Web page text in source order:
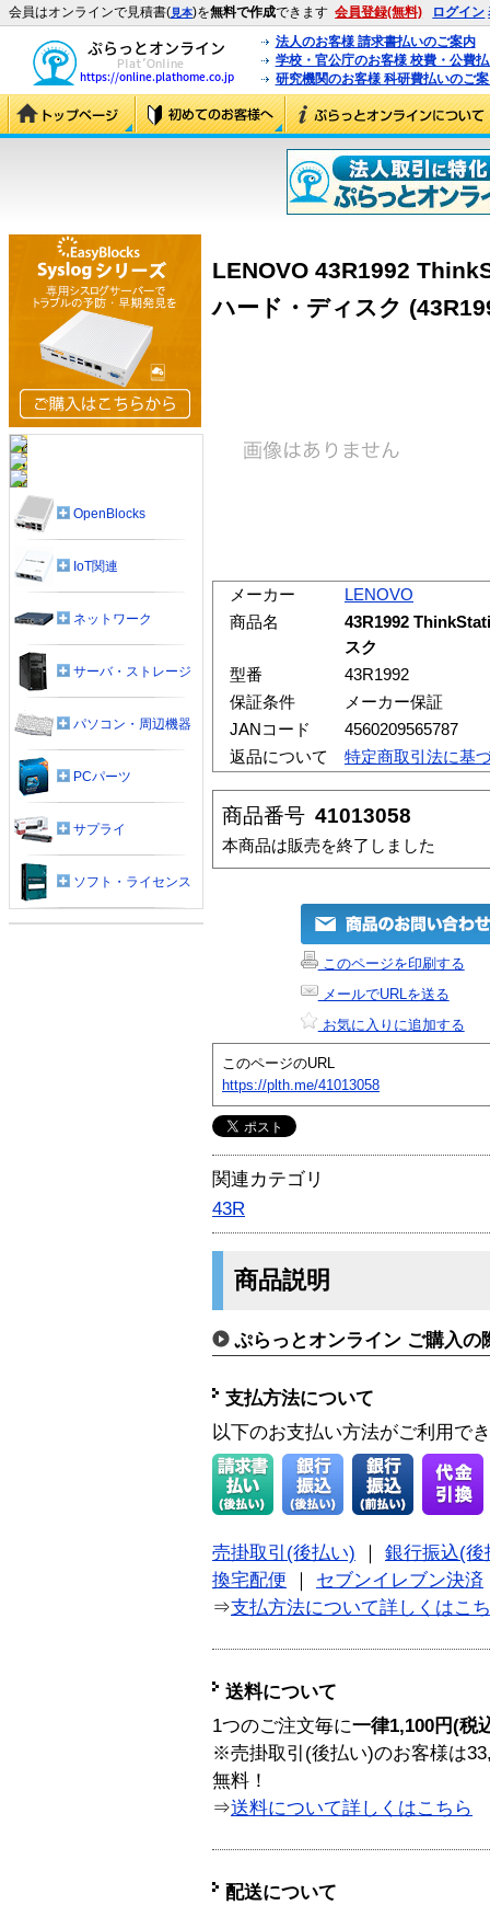
会員はオンラインで見積書(見本)を無料で作成できます 会員登録(無料) ログイン
法人のお客様 請求書払いのご案内
学校・官公庁のお客様 校費・公費
研究機関のお客様 科研費払いのご
LENOVO 43R1992
ハード・ディスク
メーカー
LENOVO
商品名
43R1992
スク
型番
43R1992
保証条件
メーカー保証
JANコード
4560209565787
返品について
特定商取引法に基
商品番号 41013058
本商品は販売を終了しました
このページを印刷する
メールでURLを送る
お気に入りに追加する
このページのURL
https://plth.me/41013058
関連カテゴリ
43R
商品説明
ぷらっとオンライン ご購入の
支払方法について
以下のお支払い方法がご利用で
売掛取引(後払い)
銀行振込(後
換宅配便
セブンイレブン決済
⇒支払方法について詳しくはこ
送料について
1つのご注文毎に一律1,100円(税
※売掛取引(後払い)のお客様は
無料！
⇒送料について詳しくはこちら
配送について
OpenBlocks
IoT関連
ネットワーク
サーバ・ストレージ
パソコン・周辺機器
PCパーツ
サプライ
ソフト・ライセンス